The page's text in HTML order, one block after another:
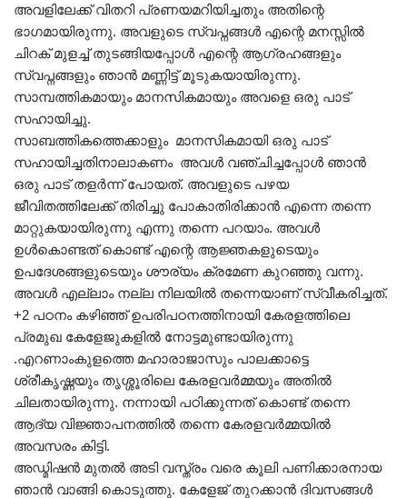
അവളിലേക്ക് വിതറി പ്രണയമറിയിച്ചതും അതിന്റെ
ഭാഗമായിരുന്നു. അവളുടെ സ്വപ്നങ്ങൾ എന്റെ മനസ്സിൽ
ചിറക് മുളച്ച് തുടങ്ങിയപ്പോൾ എന്റെ ആഗ്രഹങ്ങളും
സ്വപ്നങ്ങളും ഞാൻ മണ്ണിട്ട് മൂടുകയായിരുന്നു.
സാമ്പത്തികമായും മാനസികമായും അവളെ ഒരു പാട്
സഹായിച്ചു.
സാബത്തികത്തെക്കാളും മാനസികമായി ഒരു പാട്
സഹായിച്ചതിനാലാകണം അവൾ വഞ്ചിച്ചപ്പോൾ ഞാൻ
ഒരു പാട് തളർന്ന് പോയത്. അവളുടെ പഴയ
ജീവിതത്തിലേക്ക് തിരിച്ചു പോകാതിരിക്കാൻ എന്നെ തന്നെ
മാറ്റുകയായിരുന്നു എന്നു തന്നെ പറയാം. അവൾ
ഉൾകൊണ്ടത് കൊണ്ട് എന്റെ ആജ്ഞകളുടെയും
ഉപദേശങ്ങളുടെയും ശൗര്യം ക്രമേണ കുറഞ്ഞു വന്നു.
അവൾ എല്ലാം നല്ല നിലയിൽ തന്നെയാണ് സ്വീകരിച്ചത്.
+2 പഠനം കഴിഞ്ഞ് ഉപരിപഠനത്തിനായി കേരളത്തിലെ
പ്രമുഖ കേളേജുകളിൽ നോട്ടമുണ്ടായിരുന്നു
.എറണാംകുളത്തെ മഹാരാജാസും പാലക്കാട്ടെ
ശ്രീകൃഷ്ണയും തൃശ്ശൂരിലെ കേരളവർമ്മയും അതിൽ
ചിലതായിരുന്നു. നന്നായി പഠിക്കുന്നത് കൊണ്ട് തന്നെ
ആദ്യ വിജ്ഞാപനത്തിൽ തന്നെ കേരളവർമ്മയിൽ
അവസരം കിട്ടി.
അഡ്മിഷൻ മുതൽ അടി വസ്ത്രം വരെ കൂലി പണിക്കാരനായ
ഞാൻ വാങ്ങി കൊടുത്തു. കേളേജ് തുറക്കാൻ ദിവസങ്ങൾ